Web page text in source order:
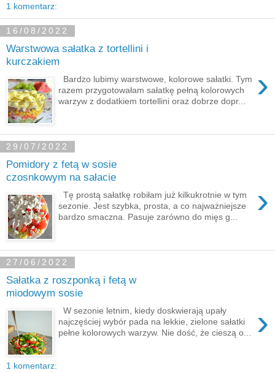
1 komentarz:
16/08/2022
Warstwowa sałatka z tortellini i
kurczakiem
›
Bardzo lubimy warstwowe, kolorowe sałatki. Tym
razem przygotowałam sałatkę pełną kolorowych
warzyw z dodatkiem tortellini oraz dobrze dopr...
29/07/2022
Pomidory z fetą w sosie
czosnkowym na sałacie
›
Tę prostą sałatkę robiłam już kilkukrotnie w tym
sezonie. Jest szybka, prosta, a co najważniejsze
bardzo smaczna. Pasuje zarówno do mięs g...
27/06/2022
Sałatka z roszponką i fetą w
miodowym sosie
›
W sezonie letnim, kiedy doskwierają upały
najczęściej wybór pada na lekkie, zielone sałatki
pełne kolorowych warzyw. Nie dość, że cieszą o...
1 komentarz: